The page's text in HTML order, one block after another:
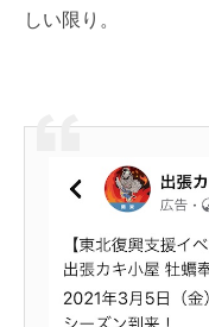
しい限り。